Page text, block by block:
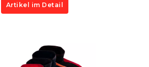
Artikel im Detail